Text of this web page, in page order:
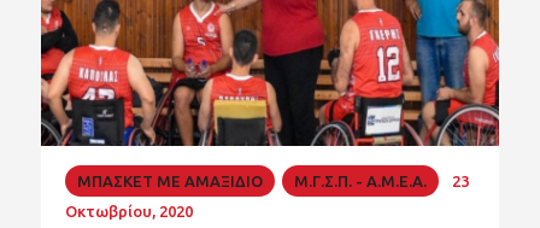
ΜΠΑΣΚΕΤ ΜΕ ΑΜΑΞΙΔΙΟ Μ.Γ.Σ.Π. - Α.Μ.Ε.Α.
23
Οκτωβρίου, 2020